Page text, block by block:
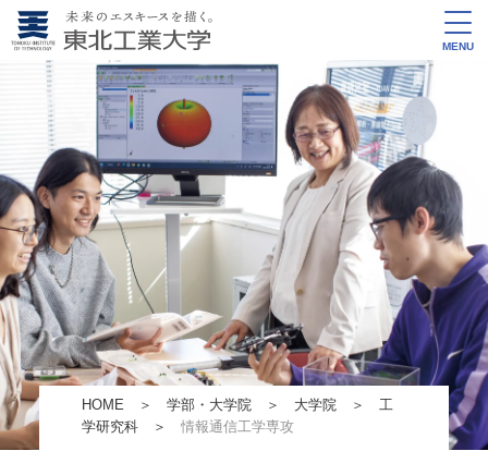
MENU
HOME ＞ 学部・大学院＞ 大学院＞ 工
学研究科＞ 情報通信⼯学専攻